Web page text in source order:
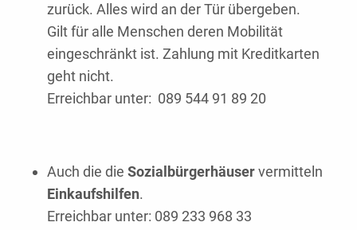
zurück. Alles wird an der Tür übergeben.
Gilt für alle Menschen deren Mobilität
eingeschränkt ist. Zahlung mit Kreditkarten
geht nicht.
Erreichbar unter: 089 544 91 89 20
Auch die die Sozialbürgerhäuservermitteln
Einkaufshilfen.
Erreichbar unter: 089 233 968 33